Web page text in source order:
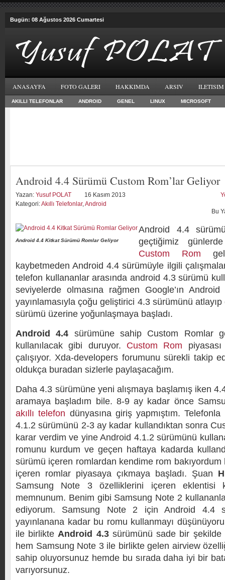
Bugün: 08 Ağustos 2026 Cumartesi
ANASAYFA FOTO GALERI HAKKIMDA ARSIV ILETISIM
AKILLI TELEFONLAR ANDROID GENEL LINUX MICROSOFT
Android 4.4 Sürümü Custom Rom’lar Geliyor
Yazan: Yusuf POLAT
16 Kasım 2013
Kategori:Akıllı Telefonlar,Android
Bu
Android 4.4 Kitkat Sürümü Romlar Geliyor
Android 4.4
geçtiğimiz
Custom Rom
kaybetmeden Android 4.4 sürümüyle ilgili
telefon kullananlar arasında android 4.3 sürümü
seviyelerde olmasına rağmen Google’ın
yayınlamasıyla çoğu geliştirici 4.3 sürümünü
sürümü üzerine yoğunlaşmaya başladı.
Android 4.4 sürümüne sahip Custom Romlar
kullanılacak gibi duruyor. Custom Rom
çalışıyor. Xda-developers forumunu sürekli takip
oldukça buradan sizlerle paylaşacağım.
Daha 4.3 sürümüne yeni alışmaya başlamış iken
aramaya başladım bile. 8-9 ay kadar önce
akıllı telefon dünyasına giriş yapmıştım.
4.1.2 sürümünü 2-3 ay kadar kullandıktan sonra
karar verdim ve yine Android 4.1.2 sürümünü
romunu kurdum ve geçen haftaya kadarda
sürümü içeren romlardan kendime rom
içeren romlar piyasaya çıkmaya başladı. Şuan
Samsung Note 3 özelliklerini içeren eklentisi
memnunum. Benim gibi Samsung Note 2
ediyorum. Samsung Note 2 için Android 4.4
yayınlanana kadar bu romu kullanmayı
ile birlikteAndroid 4.3sürümünü sade bir şekilde
hem Samsung Note 3 ile birlikte gelen airview
sahip oluyorsunuz hemde bu sırada daha iyi bir
varıyorsunuz.